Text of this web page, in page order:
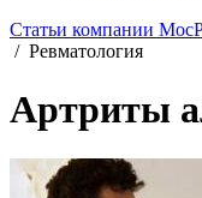
Статьи компании
/ Ревматология
Артриты